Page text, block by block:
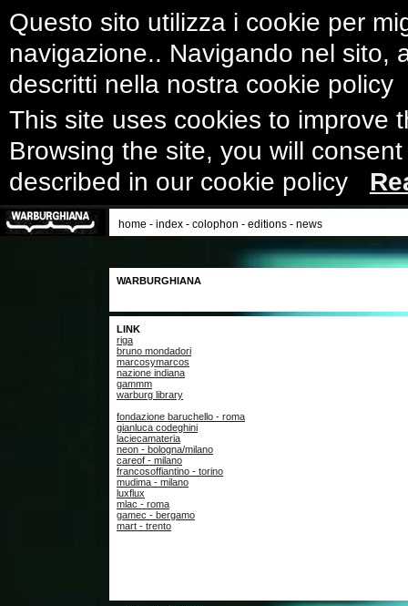
Questo sito utilizza i cookie per
navigazione.. Navigando nel sito,
descritti nella nostra cookie
This site uses cookies to improve
Browsing the site, you will
described in our cookie policy
home - index - colophon - editions - news
WARBURGHIANA
LINK
riga
bruno mondadori
marcosymarcos
nazione indiana
gammm
warburg library
fondazione baruchello - roma
gianluca codeghini
laciecamateria
neon - bologna/milano
careof - milano
francosoffiantino - torino
mudima - milano
luxflux
mlac - roma
gamec - bergamo
mart - trento